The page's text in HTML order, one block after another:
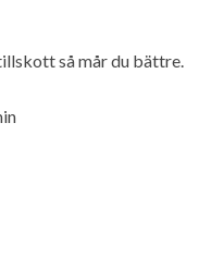
så mår du bättre.